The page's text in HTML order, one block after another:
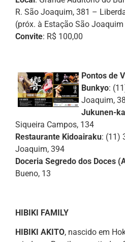
R. São Joaquim, 381 –
(próx. à Estação São
Convite: R$ 100,00
Pontos de
Bunkyo:
Joaquim,
Jukunen-
Siqueira Campos, 134
Restaurante Kidoairaku: (11)
Joaquim, 394
Doceria Segredo dos Doces
Bueno, 13
HIBIKI FAMILY
HIBIKI AKITO, nascido em